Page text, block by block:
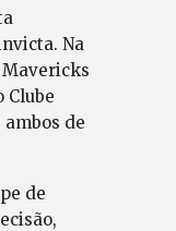
Na
Clube
ambos de
de